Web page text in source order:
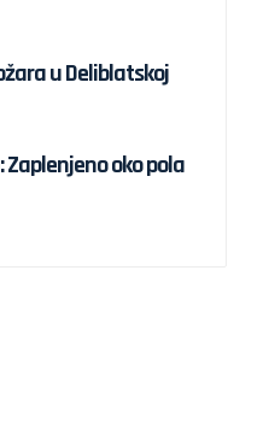
u Deliblatskoj
oko pola